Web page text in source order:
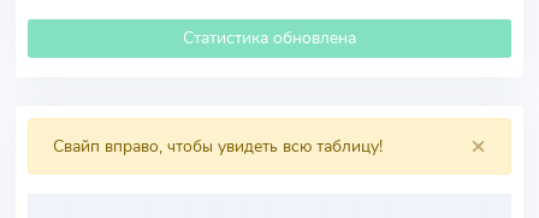
Статистика обновлена
×
Свайп вправо, чтобы увидеть всю таблицу!